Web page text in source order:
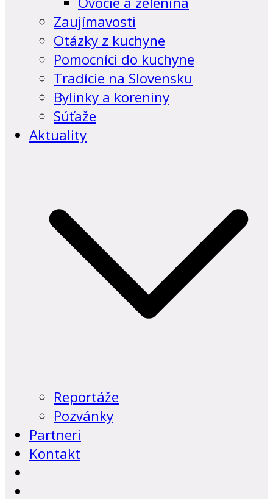
Zaujímavosti
Otázky z kuchyne
Pomocníci do kuchyne
Tradície na Slovensku
Bylinky a koreniny
Súťaže
Aktuality
Reportáže
Pozvánky
Partneri
Kontakt